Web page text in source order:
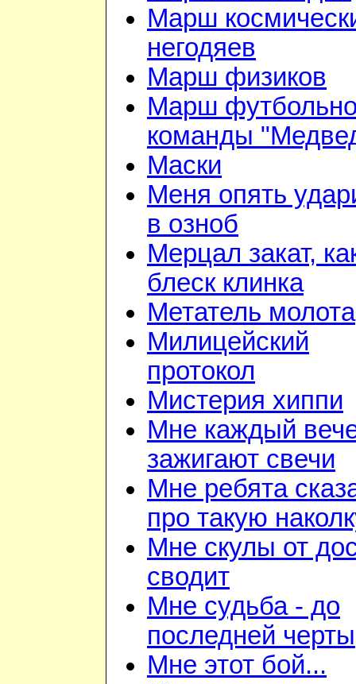
Марш
негодяев
Марш физиков
Марш
команды
Маски
Меня опять
в озноб
Мерцал закат,
блеск клинка
Метатель молота
Милицейский
протокол
Мистерия хиппи
Мне каждый
зажигают свечи
Мне ребята
про такую
Мне скулы от
сводит
Мне судьба - до
последней черты
Мне этот бой...